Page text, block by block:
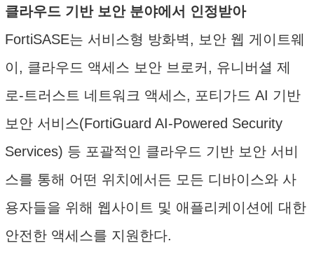
클라우드 기반 보안 분야에서 인정받아
FortiSASE는 서비스형 방화벽, 보안 웹 게이트웨
이, 클라우드 액세스 보안 브로커, 유니버셜 제
로-트러스트 네트워크 액세스, 포티가드 AI 기반
보안 서비스(FortiGuard AI-Powered Security
Services) 등 포괄적인 클라우드 기반 보안 서비
스를 통해 어떤 위치에서든 모든 디바이스와 사
용자들을 위해 웹사이트 및 애플리케이션에 대한
안전한 액세스를 지원한다.